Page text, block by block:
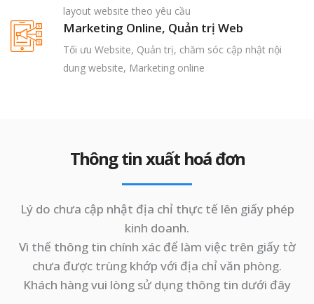
layout website theo yêu cầu
Marketing Online, Quản trị Web
Tối ưu Website, Quản trị, chăm sóc cập nhật nội
dung website, Marketing online
Thông tin xuất hoá đơn
Lý do chưa cập nhật địa chỉ thực tế lên giấy phép
kinh doanh.
Vì thế thông tin chính xác để làm việc trên giấy tờ
chưa được trùng khớp với địa chỉ văn phòng.
Khách hàng vui lòng sử dụng thông tin dưới đây